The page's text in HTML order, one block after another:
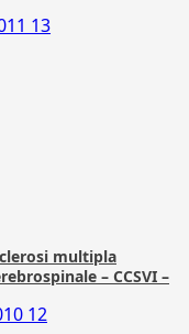
13
multipla
– CCSVI –
12